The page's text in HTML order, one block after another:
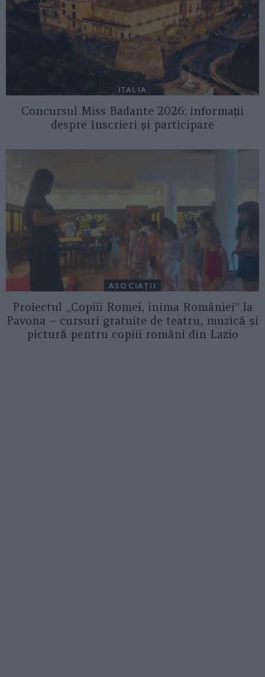
ITALIA
Concursul Miss Badante 2026: informații
despre înscrieri și participare
ASOCIAŢII
Proiectul „Copiii Romei, inima României” la
Pavona – cursuri gratuite de teatru, muzică și
pictură pentru copiii români din Lazio